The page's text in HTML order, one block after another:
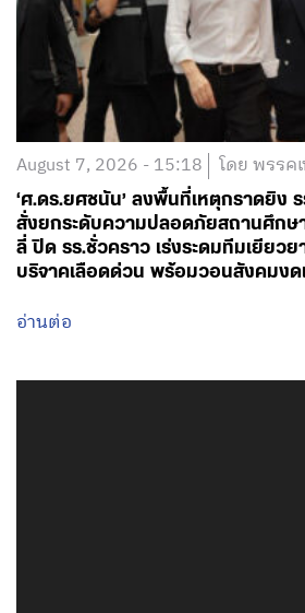
August 7, 2026 - 15:18 โดย พรรค
‘ศ.ดร.ยศชนัน’ ลงพื้นที่เหตุกราดยิง
สั่งยกระดับความปลอดภัยสถานศึกษ
ลี่ ปิด รร.ชั่วคราว เร่งระดมทีมเยียวย
บริจาคเลือดด่วน พร้อมวอนสังคมงด
อ่านต่อ